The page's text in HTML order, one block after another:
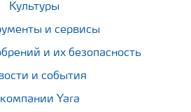
Культуры
и сервисы
и их безопасность
и события
Yara